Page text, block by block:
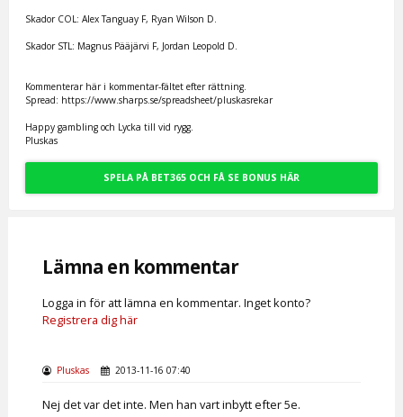
Skador COL: Alex Tanguay F, Ryan Wilson D.
Skador STL: Magnus Pääjärvi F, Jordan Leopold D.
Kommenterar här i kommentar-fältet efter rättning.
Spread: https://www.sharps.se/spreadsheet/pluskasrekar
Happy gambling och Lycka till vid rygg.
Pluskas
SPELA PÅ BET365 OCH FÅ SE BONUS HÄR
Lämna en kommentar
Logga in för att lämna en kommentar. Inget konto?
Registrera dig här
Pluskas 2013-11-16 07:40
Nej det var det inte. Men han vart inbytt efter 5e.